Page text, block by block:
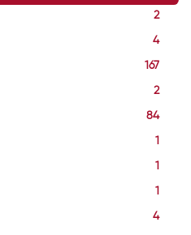
2
4
167
2
84
1
1
1
4